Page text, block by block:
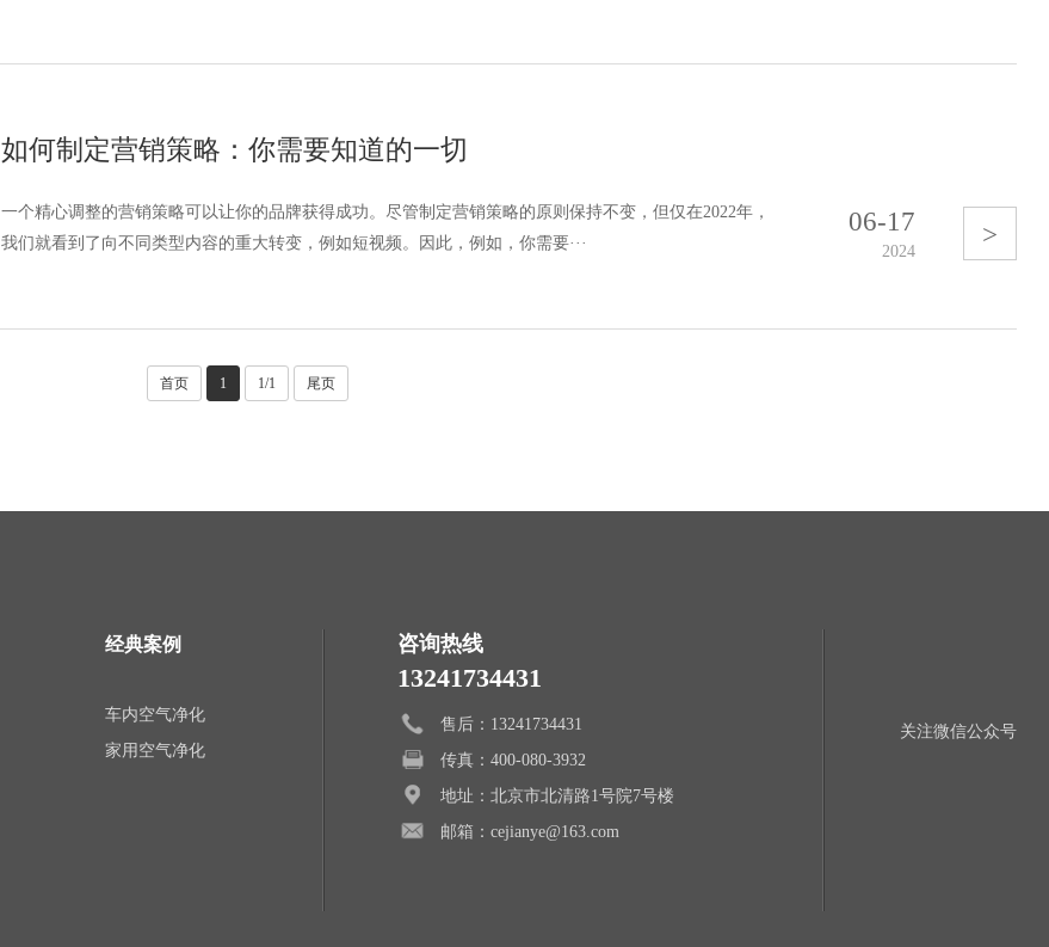
如何制定营销策略：你需要知道的一切
一个精心调整的营销策略可以让你的品牌获得成功。尽管制定营销策略的原则保持不变，但仅在2022年，
我们就看到了向不同类型内容的重大转变，例如短视频。因此，例如，你需要···
06-17
2024
>
首页 1 1/1 尾页
经典案例
车内空气净化
家用空气净化
咨询热线
13241734431
售后：13241734431
传真：400-080-3932
地址：北京市北清路1号院7号楼
邮箱：cejianye@163.com
关注微信公众号